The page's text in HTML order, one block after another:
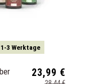
3 Werktage
23,99 €